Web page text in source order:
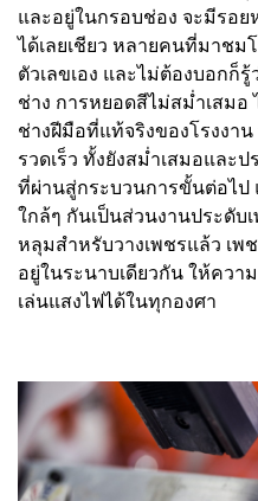
และอยู่ในกรอบช่อง จะมีรอ
ได้เลยเชียว หลายคนที่มาชม
ตัวเลขเอง และไม่ต้องบอกก็รู้
ช่าง การหยอดสีไม่สม่ำเสม
ช่างฝีมือที่แท้จริงของโรงงา
รวดเร็ว ทั้งยังสม่ำเสมอและ
ที่ผ่านสู่กระบวนการขั้นต่อไ
ใกล้ๆ กันเป็นส่วนงานประดับ
หลุมสำหรับวางเพชรแล้ว เพ
อยู่ในระนาบเดียวกัน ให้ควา
เล่นแสงไฟได้ในทุกองศา